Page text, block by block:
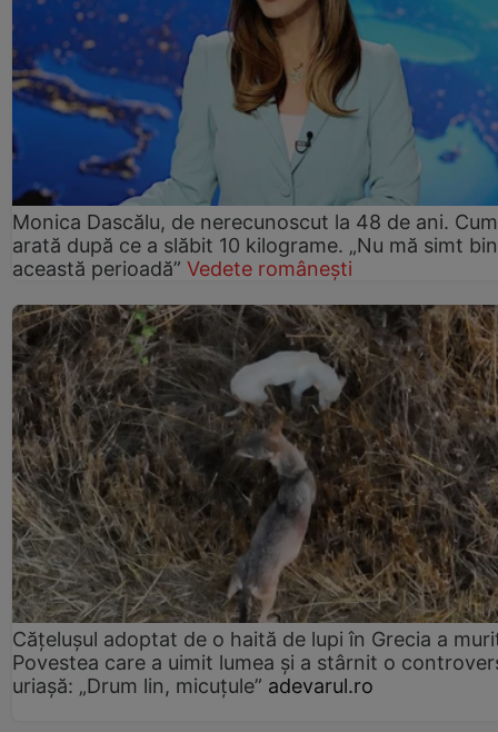
Monica Dascălu, de nerecunoscut la 48 de ani. Cum
arată după ce a slăbit 10 kilograme. „Nu mă simt
această perioadă” Vedete românești
Cățelușul adoptat de o haită de lupi în Grecia a
Povestea care a uimit lumea și a stârnit o
uriașă: „Drum lin, micuțule” adevarul.ro